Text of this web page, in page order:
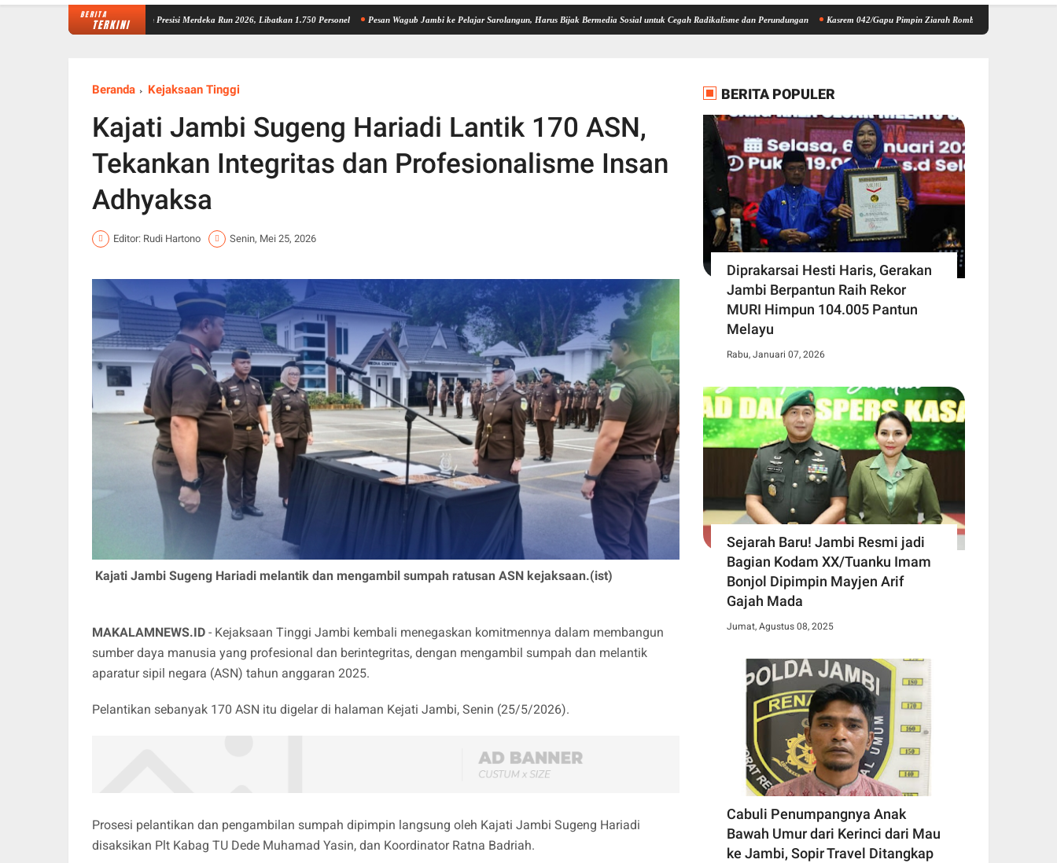
BERITA
TERKINI
Matangkan Pengamanan Presisi Merdeka Run 2026, Libatkan 1.750 Personel Pesan Wagub Jambi ke Pelajar Sarolangun, Harus Bijak Bermedia Sosial untuk Cegah Radikalisme dan Perundungan Kasrem 042/Gapu Pimpin Ziarah Rombongan HUT Kodam XX/Tuanku
Beranda Kejaksaan Tinggi
Kajati Jambi Sugeng Hariadi Lantik 170 ASN,
Tekankan Integritas dan Profesionalisme Insan
Adhyaksa
Editor: Rudi Hartono Senin, Mei 25, 2026
Kajati Jambi Sugeng Hariadi melantik dan mengambil sumpah ratusan ASN kejaksaan.(ist)
MAKALAMNEWS.ID - Kejaksaan Tinggi Jambi kembali menegaskan komitmennya dalam membangun
sumber daya manusia yang profesional dan berintegritas, dengan mengambil sumpah dan melantik
aparatur sipil negara (ASN) tahun anggaran 2025.
Pelantikan sebanyak 170 ASN itu digelar di halaman Kejati Jambi, Senin (25/5/2026).
Prosesi pelantikan dan pengambilan sumpah dipimpin langsung oleh Kajati Jambi Sugeng Hariadi
disaksikan Plt Kabag TU Dede Muhamad Yasin, dan Koordinator Ratna Badriah.
BERITA POPULER
Diprakarsai Hesti Haris, Gerakan
Jambi Berpantun Raih Rekor
MURI Himpun 104.005 Pantun
Melayu
Rabu, Januari 07, 2026
Sejarah Baru! Jambi Resmi jadi
Bagian Kodam XX/Tuanku Imam
Bonjol Dipimpin Mayjen Arif
Gajah Mada
Jumat, Agustus 08, 2025
Cabuli Penumpangnya Anak
Bawah Umur dari Kerinci dari Mau
ke Jambi, Sopir Travel Ditangkap